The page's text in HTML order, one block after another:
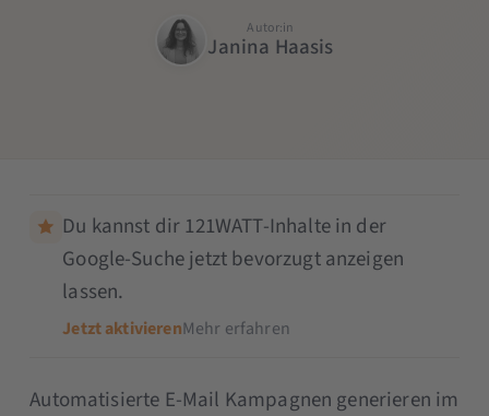
Autor:in
Janina Haasis
Du kannst dir 121WATT-Inhalte in der
Google-Suche jetzt bevorzugt anzeigen
lassen.
Jetzt aktivierenMehr erfahren
Automatisierte E-Mail Kampagnen generieren im